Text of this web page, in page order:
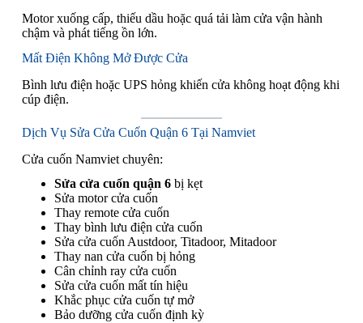
Motor xuống cấp, thiếu dầu hoặc quá tải làm cửa vận hành
chậm và phát tiếng ồn lớn.
Mất Điện Không Mở Được Cửa
Bình lưu điện hoặc UPS hỏng khiến cửa không hoạt động khi
cúp điện.
Dịch Vụ Sửa Cửa Cuốn Quận 6 Tại Namviet
Cửa cuốn Namviet chuyên:
Sửa cửa cuốn quận 6bị kẹt
Sửa motor cửa cuốn
Thay remote cửa cuốn
Thay bình lưu điện cửa cuốn
Sửa cửa cuốn Austdoor, Titadoor, Mitadoor
Thay nan cửa cuốn bị hỏng
Cân chỉnh ray cửa cuốn
Sửa cửa cuốn mất tín hiệu
Khắc phục cửa cuốn tự mở
Bảo dưỡng cửa cuốn định kỳ